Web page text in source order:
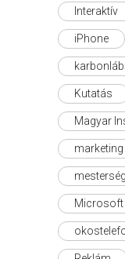
Interaktív
iPhone
Kutatás
Magyar
marketing
Microsoft